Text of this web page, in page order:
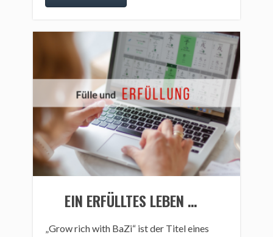
EIN ERFÜLLTES LEBEN …
„Grow rich with BaZi“ ist der Titel eines